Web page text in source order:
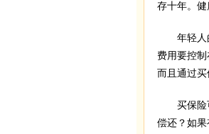
存十年。健
年轻人的
费用要控
而且通过买
买保险可
偿还？如果